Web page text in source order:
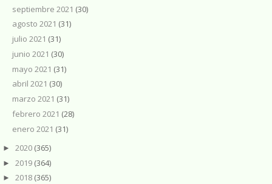
septiembre 2021 (30)
agosto 2021 (31)
julio 2021 (31)
junio 2021 (30)
mayo 2021 (31)
abril 2021 (30)
marzo 2021 (31)
febrero 2021 (28)
enero 2021 (31)
► 2020 (365)
► 2019 (364)
► 2018 (365)